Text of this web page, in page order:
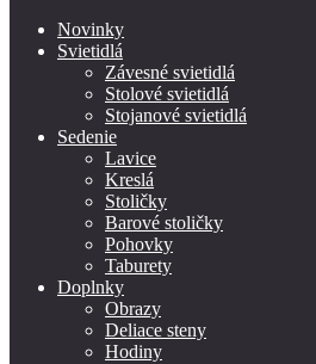
Novinky
Svietidlá
Závesné svietidlá
Stolové svietidlá
Stojanové svietidlá
Sedenie
Lavice
Kreslá
Stoličky
Barové stoličky
Pohovky
Taburety
Doplnky
Obrazy
Deliace steny
Hodiny